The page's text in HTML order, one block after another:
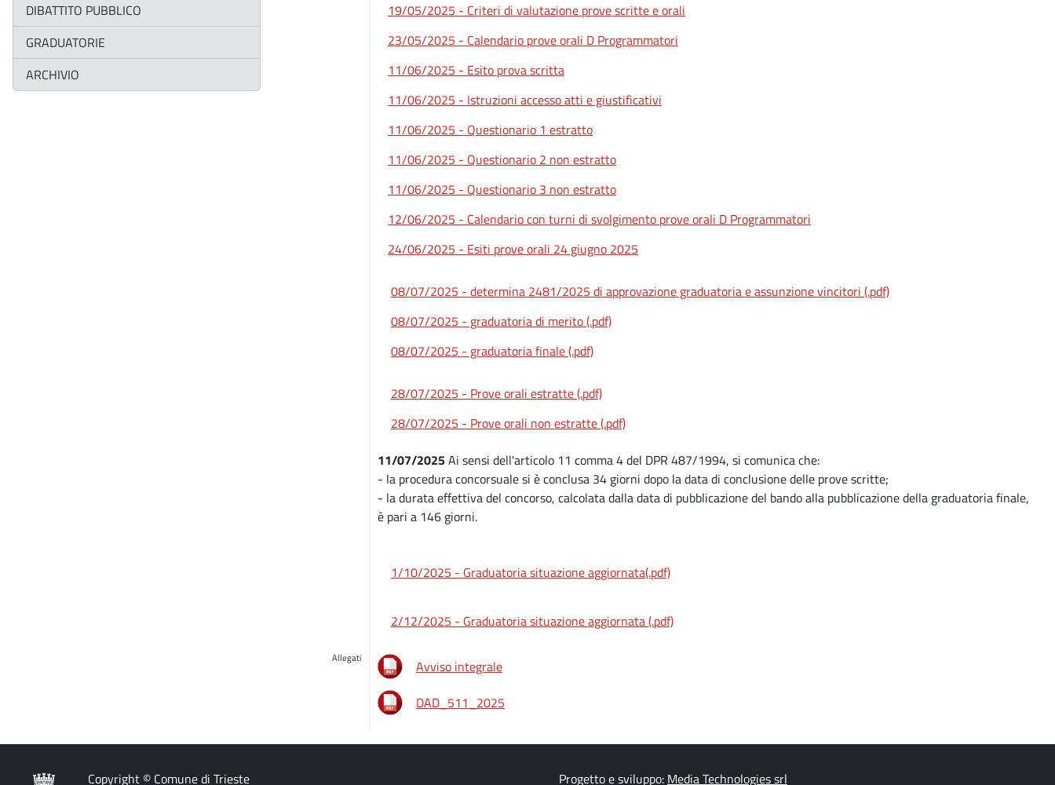
DIBATTITO PUBBLICO
GRADUATORIE
ARCHIVIO
19/05/2025 - Criteri di valutazione prove scritte e orali
23/05/2025 - Calendario prove orali D Programmatori
11/06/2025 - Esito prova scritta
11/06/2025 - Istruzioni accesso atti e giustificativi
11/06/2025 - Questionario 1 estratto
11/06/2025 - Questionario 2 non estratto
11/06/2025 - Questionario 3 non estratto
12/06/2025 - Calendario con turni di svolgimento prove orali D Programmatori
24/06/2025 - Esiti prove orali 24 giugno 2025
08/07/2025 - determina 2481/2025 di approvazione graduatoria e assunzione vincitori (.pdf)
08/07/2025 - graduatoria di merito (.pdf)
08/07/2025 - graduatoria finale (.pdf)
28/07/2025 - Prove orali estratte (.pdf)
28/07/2025 - Prove orali non estratte (.pdf)
11/07/2025Ai sensi dell'articolo 11 comma 4 del DPR 487/1994, si comunica che:
- la procedura concorsuale si è conclusa 34 giorni dopo la data di conclusione delle prove scritte;
- la durata effettiva del concorso, calcolata dalla data di pubblicazione del bando alla pubblicazione della graduatoria finale,
è pari a 146 giorni.
1/10/2025 - Graduatoria situazione aggiornata(.pdf)
2/12/2025 - Graduatoria situazione aggiornata (.pdf)
Allegati
Avviso integrale
DAD_511_2025
Copyright © Comune di Trieste Progetto e sviluppo: Media Technologies srl